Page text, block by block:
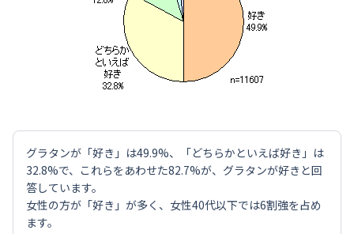
グラタンが「好き」は49.9%、「どちらかといえば好き」は
32.8%で、これらをあわせた82.7%が、グラタンが好きと回
答しています。
女性の方が「好き」が多く、女性40代以下では6割強を占め
ます。